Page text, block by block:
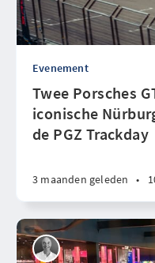
Evenement
Twee Porsches
iconische
de PGZ Trackday
3 maanden geleden •